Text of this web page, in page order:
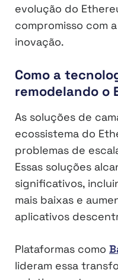
evolução do
compromisso com
inovação.
Como a
remodelando o
As soluções de
ecossistema do
problemas de
Essas soluções
significativos,
mais baixas e
aplicativos
Plataformas como
lideram essa